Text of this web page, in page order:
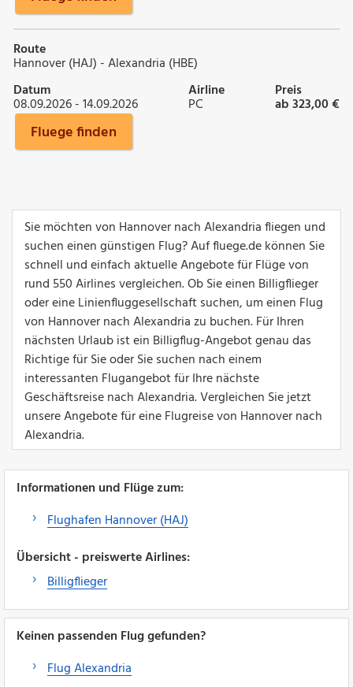
Route
Hannover (HAJ) - Alexandria (HBE)
Datum
08.09.2026 - 14.09.2026
Airline
PC
Preis
ab 323,00 €
Fluege finden
Sie möchten von Hannover nach Alexandria fliegen und
suchen einen günstigen Flug? Auf fluege.de können Sie
schnell und einfach aktuelle Angebote für Flüge von
rund 550 Airlines vergleichen. Ob Sie einen Billigflieger
oder eine Linienfluggesellschaft suchen, um einen Flug
von Hannover nach Alexandria zu buchen. Für Ihren
nächsten Urlaub ist ein Billigflug-Angebot genau das
Richtige für Sie oder Sie suchen nach einem
interessanten Flugangebot für Ihre nächste
Geschäftsreise nach Alexandria. Vergleichen Sie jetzt
unsere Angebote für eine Flugreise von Hannover nach
Alexandria.
Informationen und Flüge zum:
Flughafen Hannover (HAJ)
Übersicht - preiswerte Airlines:
Billigflieger
Keinen passenden Flug gefunden?
Flug Alexandria